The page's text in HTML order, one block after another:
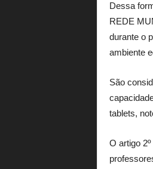
Dessa
REDE
durante o
ambiente
São
tablets,
O artigo